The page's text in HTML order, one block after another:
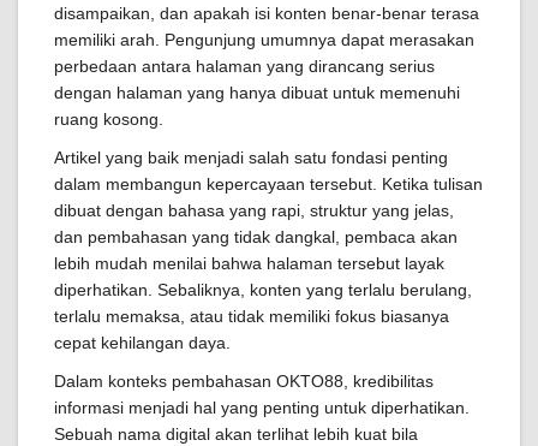
disampaikan, dan apakah isi konten benar-benar terasa
memiliki arah. Pengunjung umumnya dapat merasakan
perbedaan antara halaman yang dirancang serius
dengan halaman yang hanya dibuat untuk memenuhi
ruang kosong.
Artikel yang baik menjadi salah satu fondasi penting
dalam membangun kepercayaan tersebut. Ketika tulisan
dibuat dengan bahasa yang rapi, struktur yang jelas,
dan pembahasan yang tidak dangkal, pembaca akan
lebih mudah menilai bahwa halaman tersebut layak
diperhatikan. Sebaliknya, konten yang terlalu berulang,
terlalu memaksa, atau tidak memiliki fokus biasanya
cepat kehilangan daya.
Dalam konteks pembahasan OKTO88, kredibilitas
informasi menjadi hal yang penting untuk diperhatikan.
Sebuah nama digital akan terlihat lebih kuat bila